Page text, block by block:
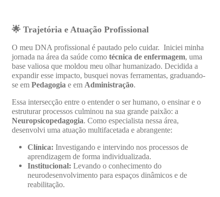
🌟 Trajetória e Atuação Profissional
O meu DNA profissional é pautado pelo cuidar. Iniciei minha
jornada na área da saúde como técnica de enfermagem, uma
base valiosa que moldou meu olhar humanizado. Decidida a
expandir esse impacto, busquei novas ferramentas, graduando-
se em Pedagogia e em Administração.
Essa intersecção entre o entender o ser humano, o ensinar e o
estruturar processos culminou na sua grande paixão: a
Neuropsicopedagogia. Como especialista nessa área,
desenvolvi uma atuação multifacetada e abrangente:
Clínica: Investigando e intervindo nos processos de
aprendizagem de forma individualizada.
Institucional: Levando o conhecimento do
neurodesenvolvimento para espaços dinâmicos e de
reabilitação.